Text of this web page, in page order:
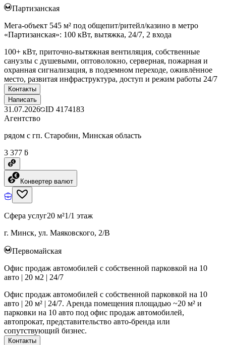
Партизанская
Мега-объект 545 м² под общепит/ритейл/казино в метро
«Партизанская»: 100 кВт, вытяжка, 24/7, 2 входа
100+ кВт, приточно-вытяжная вентиляция, собственные
санузлы с душевыми, оптоволокно, серверная, пожарная и
охранная сигнализация, в подземном переходе, оживлённое
место, развитая инфраструктура, доступ и режим работы 24/7
Контакты
Написать
31.07.2026 ID 4174183
Агентство
рядом с гп. Старобин, Минская область
3 377 ƃ
Конвертер валют
Сфера услуг20 м²1/1 этаж
г. Минск, ул. Маяковского, 2/В
Первомайская
Офис продаж автомобилей с собственной парковкой на 10
авто | 20 м2 | 24/7
Офис продаж автомобилей с собственной парковкой на 10
авто | 20 м² | 24/7. Аренда помещения площадью ~20 м² и
парковки на 10 авто под офис продаж автомобилей,
автопрокат, представительство авто-бренда или
сопутствующий бизнес.
Контакты